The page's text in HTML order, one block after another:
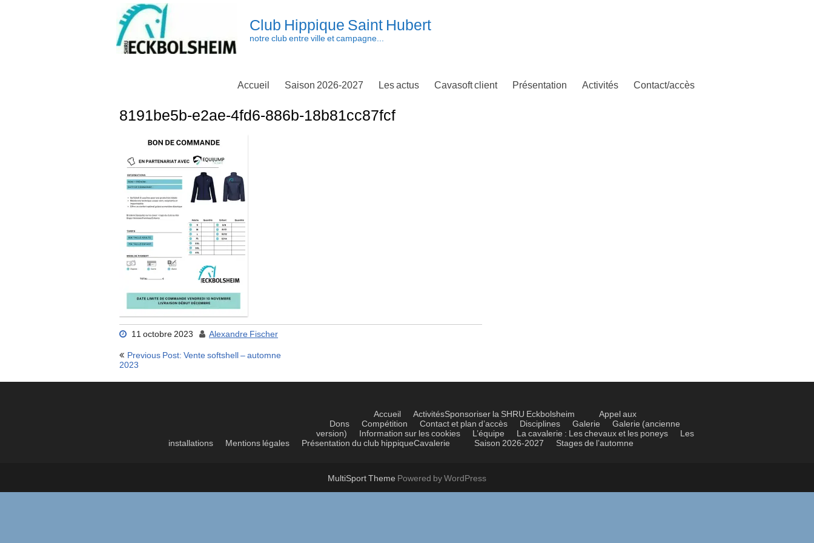
Club Hippique Saint Hubert
notre club entre ville et campagne...
Accueil Saison 2026-2027 Les actus Cavasoft client Présentation Activités Contact/accès
8191be5b-e2ae-4fd6-886b-18b81cc87fcf
11 octobre 2023 Alexandre Fischer
Navigation
de
l’article
Previous Post: Vente softshell – automne
2023
Accueil ActivitésSponsoriser la SHRU Eckbolsheim
Appel aux
Dons
Compétition Contact et plan d’accès Disciplines Galerie
Galerie (ancienne
version)
Information sur les cookies L’équipe La cavalerie : Les chevaux et les poneys
Les
installations
Mentions légales Présentation du club hippiqueCavalerie Saison 2026-2027 Stages de l’automne
MultiSport Theme Powered by WordPress